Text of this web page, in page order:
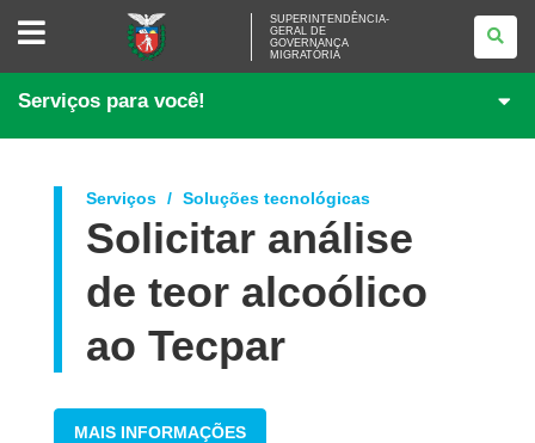
SUPERINTENDÊNCIA-
GOVERNANÇA
SUPERINTENDÊNCIA-
GERAL DE
GOVERNANÇA
MIGRATÓRIA
Serviços para você!
Serviços Soluções tecnológicas
Solicitar análise
de teor alcoólico
ao Tecpar
MAIS INFORMAÇÕES